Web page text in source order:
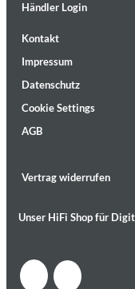
Tsuyoshi
Genre:Jazz
Händler Login
Kontakt
Impressum
Datenschutz
Cookie Settings
AGB
Vertrag widerrufen
Unser HiFi Shop für